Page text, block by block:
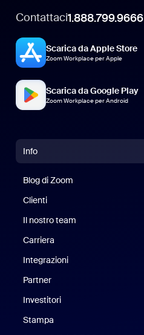
Contattaci1.888.799.9666
Scarica da Apple Store
Zoom Workplace per Apple
Scarica da Google Play
Zoom Workplace per Android
Info
Blog di Zoom
Clienti
Il nostro team
Carriera
Integrazioni
Partner
Investitori
Stampa